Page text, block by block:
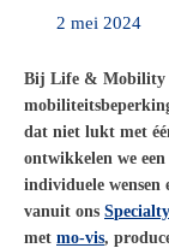
2 mei 2024
Bij Life & Mobility
dat niet lukt met
ontwikkelen we
individuele wensen
vanuit ons Specialty
met mo-vis,